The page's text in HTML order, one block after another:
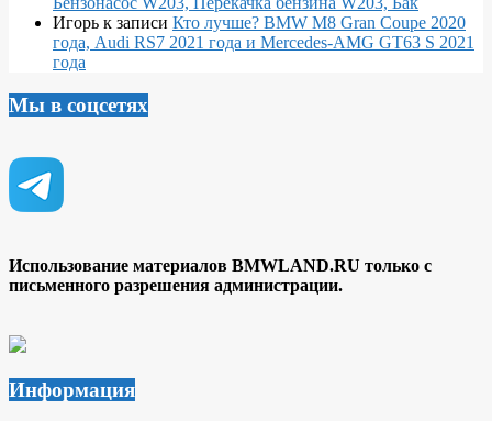
Игорь к записи Кто лучше? BMW M8 Gran Coupe 2020
года, Audi RS7 2021 года и Mercedes-AMG GT63 S 2021
года
Мы в соцсетях
Использование материалов BMWLAND.RU только с
письменного разрешения администрации.
Информация